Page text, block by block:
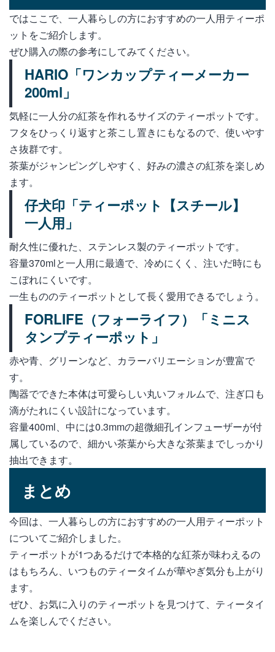
ではここで、一人暮らしの方におすすめの一人用ティーポ
ットをご紹介します。
ぜひ購入の際の参考にしてみてください。
HARIO「ワンカップティーメーカー
200ml」
気軽に一人分の紅茶を作れるサイズのティーポットです。
フタをひっくり返すと茶こし置きにもなるので、使いやす
さ抜群です。
茶葉がジャンピングしやすく、好みの濃さの紅茶を楽しめ
ます。
仔犬印「ティーポット【スチール】
一人用」
耐久性に優れた、ステンレス製のティーポットです。
容量370mlと一人用に最適で、冷めにくく、注いだ時にも
こぼれにくいです。
一生もののティーポットとして長く愛用できるでしょう。
FORLIFE（フォーライフ）「ミニス
タンプティーポット」
赤や青、グリーンなど、カラーバリエーションが豊富で
す。
陶器でできた本体は可愛らしい丸いフォルムで、注ぎ口も
滴がたれにくい設計になっています。
容量400ml、中には0.3mmの超微細孔インフューザーが付
属しているので、細かい茶葉から大きな茶葉までしっかり
抽出できます。
まとめ
今回は、一人暮らしの方におすすめの一人用ティーポット
についてご紹介しました。
ティーポットが1つあるだけで本格的な紅茶が味わえるの
はもちろん、いつものティータイムが華やぎ気分も上がり
ます。
ぜひ、お気に入りのティーポットを見つけて、ティータイ
ムを楽しんでください。